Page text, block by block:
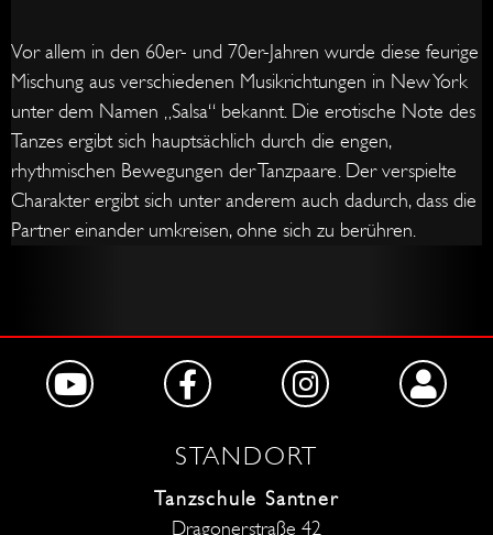
Vor allem in den 60er- und 70er-Jahren wurde diese feurige
Mischung aus verschiedenen Musikrichtungen in New York
unter dem Namen „Salsa“ bekannt. Die erotische Note des
Tanzes ergibt sich hauptsächlich durch die engen,
rhythmischen Bewegungen der Tanzpaare. Der verspielte
Charakter ergibt sich unter anderem auch dadurch, dass die
Partner einander umkreisen, ohne sich zu berühren.
STANDORT
Tanzschule Santner
Dragonerstraße 42